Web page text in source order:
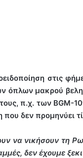
στις
όπλων μακρού
π.χ. των BGM-
που δεν προμηνύει
να νικήσουν τη
δεν έχουμε